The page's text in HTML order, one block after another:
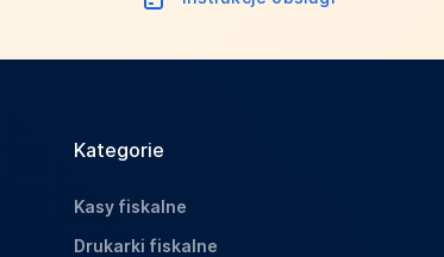
Kategorie
Kasy fiskalne
Drukarki fiskalne